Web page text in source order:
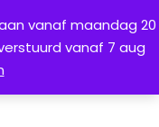
0
vanaf maandag 20
vanaf 7 aug